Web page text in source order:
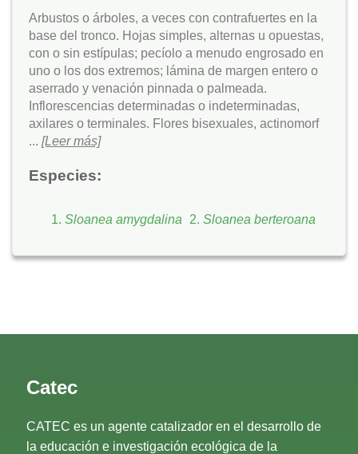
Arbustos o árboles, a veces con contrafuertes en la
base del tronco. Hojas simples, alternas u opuestas,
con o sin estípulas; pecíolo a menudo engrosado en
uno o los dos extremos; lámina de margen entero o
aserrado y venación pinnada o palmeada.
Inflorescencias determinadas o indeterminadas,
axilares o terminales. Flores bisexuales, actinomorf
... [Leer más]
Especies:
Sloanea amygdalina Sloanea berteroana
Catec
CATEC es un agente catalizador en el desarrollo de
la educación e investigación ecológica de la